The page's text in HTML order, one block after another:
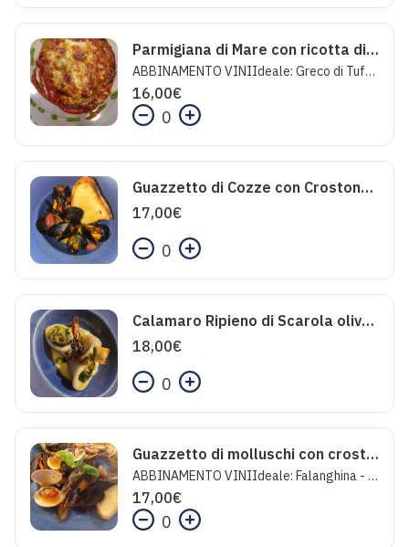
Parmigiana di Mare con ricotta di bufala e scamorza affumicata e gallinella
ABBINAMENTO VINIIdeale: Greco di Tufo - Feudi San GregorioInaspettato: Pecorino Superiore - MarramieroFolle: Ribolla Gialla - Livio Felluga
16,00€
0
Guazzetto di Cozze con Crostone di Pane
17,00€
0
Calamaro Ripieno di Scarola olive capperi su fonduta di Pecorino
18,00€
0
Guazzetto di molluschi con crostone
ABBINAMENTO VINIIdeale: Falanghina - Storie di Feudi San GregorioInaspettato: Insolia - Baglio di PianettoFolle: Sauvignon - Livio Felluga
17,00€
0